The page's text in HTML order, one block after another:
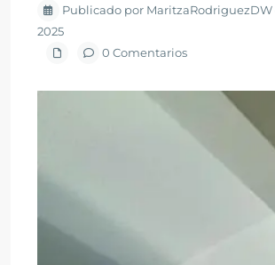
Publicado por MaritzaRodriguezDW
2025
0 Comentarios